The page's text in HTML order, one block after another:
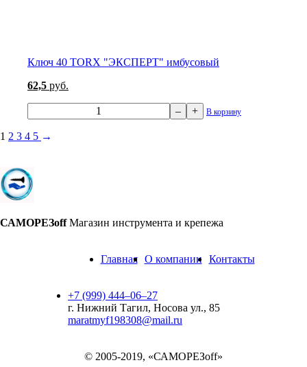
Ключ 40 TORX "ЭКСПЕРТ" имбусовый
62,5 руб.
– + В корзину
1 2 3 4 5 →
САМОРЕЗoff Магазин инструмента и крепежа
Главная О компании Контакты
+7 (999) 444‒06‒27
г. Нижний Тагил, Носова ул., 85
maratmyf198308@mail.ru
© 2005-2019, «САМОРЕЗoff»